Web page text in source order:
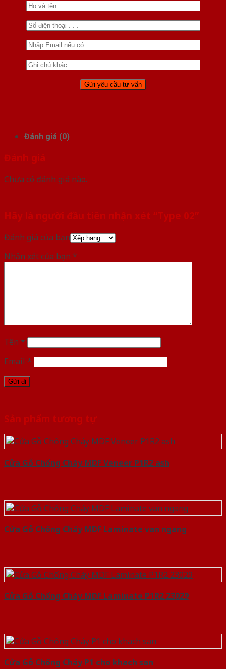
Đánh giá (0)
Đánh giá
Chưa có đánh giá nào.
Hãy là người đầu tiên nhận xét “Type 02”
Đánh giá của bạn
Nhận xét của bạn *
Tên *
Email *
Sản phẩm tương tự
Cửa Gỗ Chống Cháy MDF Veneer P1R2 ash
Cửa Gỗ Chống Cháy MDF Laminate van ngang
Cửa Gỗ Chống Cháy MDF Laminate P1R2 23029
Cửa Gỗ Chống Cháy P1 cho khach san